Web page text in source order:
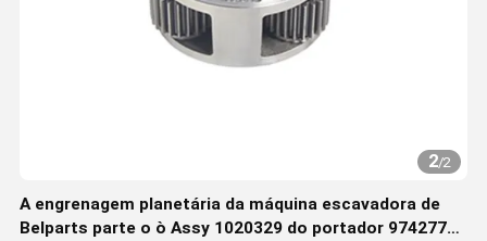
2/2
A engrenagem planetária da máquina escavadora de
Belparts parte o ò Assy 1020329 do portador 9742777